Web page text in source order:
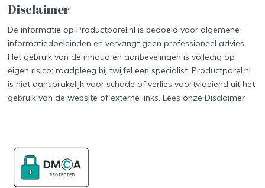
Disclaimer
De informatie op Productparel.nl is bedoeld voor algemene
informatiedoeleinden en vervangt geen professioneel advies.
Het gebruik van de inhoud en aanbevelingen is volledig op
eigen risico; raadpleeg bij twijfel een specialist. Productparel.nl
is niet aansprakelijk voor schade of verlies voortvloeiend uit het
gebruik van de website of externe links. Lees onzeDisclaimer